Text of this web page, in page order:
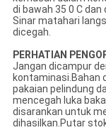
di bawah 35 0 C dan
Sinar matahari
dicegah.
PERHATIAN
Jangan dicampur
kontaminasi.Bahan
pakaian pelindung
mencegah luka
disarankan untuk
dihasilkan.Putar